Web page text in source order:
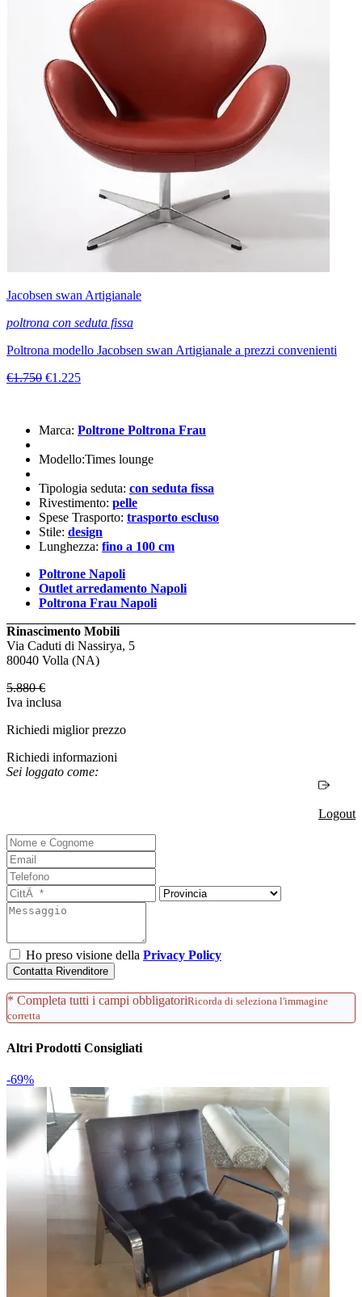
Jacobsen swan Artigianale
poltrona con seduta fissa
Poltrona modello Jacobsen swan Artigianale a prezzi convenienti
€1.750 €1.225
Marca: Poltrone Poltrona Frau
Modello:Times lounge
Tipologia seduta: con seduta fissa
Rivestimento: pelle
Spese Trasporto: trasporto escluso
Stile: design
Lunghezza: fino a 100 cm
Poltrone Napoli
Outlet arredamento Napoli
Poltrona Frau Napoli
Rinascimento Mobili
Via Caduti di Nassirya, 5
80040 Volla (NA)
5.880 €
Iva inclusa
Richiedi miglior prezzo
Richiedi informazioni
Sei loggato come:
Logout
Ho preso visione della Privacy Policy
Contatta Rivenditore
* Completa tutti i campi obbligatoriRicorda di seleziona l'immagine
corretta
Altri Prodotti Consigliati
-69%